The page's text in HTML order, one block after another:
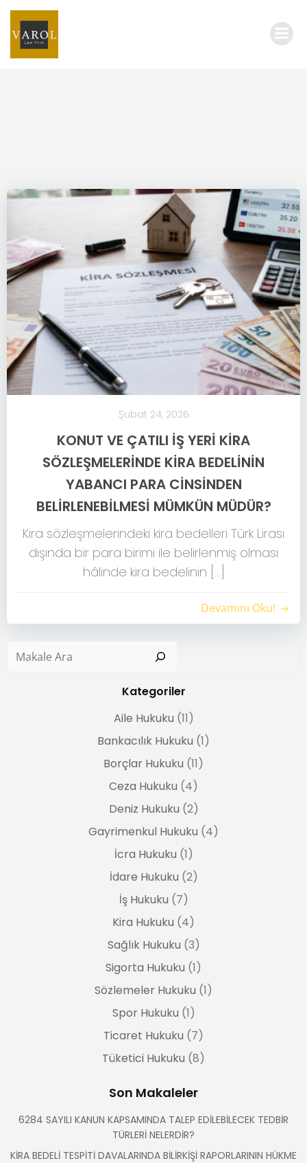
Şubat 24, 2026
KONUT VE ÇATILI İŞ YERİ KİRA
SÖZLEŞMELERİNDE KİRA BEDELİNİN
YABANCI PARA CİNSİNDEN
BELİRLENEBİLMESİ MÜMKÜN MÜDÜR?
Kira sözleşmelerindeki kira bedelleri Türk Lirası
dışında bir para birimi ile belirlenmiş olması
hâlinde kira bedelinin […]
Devamını Oku!
Kategoriler
Aile Hukuku (11)
Bankacılık Hukuku (1)
Borçlar Hukuku (11)
Ceza Hukuku (4)
Deniz Hukuku (2)
Gayrimenkul Hukuku (4)
İcra Hukuku (1)
İdare Hukuku (2)
İş Hukuku (7)
Kira Hukuku (4)
Sağlık Hukuku (3)
Sigorta Hukuku (1)
Sözlemeler Hukuku (1)
Spor Hukuku (1)
Ticaret Hukuku (7)
Tüketici Hukuku (8)
Son Makaleler
6284 SAYILI KANUN KAPSAMINDA TALEP EDİLEBİLECEK TEDBİR
TÜRLERİ NELERDİR?
KİRA BEDELİ TESPİTİ DAVALARINDA BİLİRKİŞİ RAPORLARININ HÜKME